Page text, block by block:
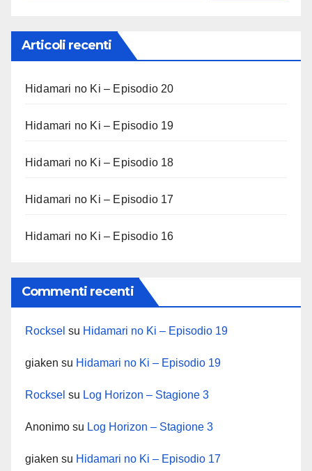
Articoli recenti
Hidamari no Ki – Episodio 20
Hidamari no Ki – Episodio 19
Hidamari no Ki – Episodio 18
Hidamari no Ki – Episodio 17
Hidamari no Ki – Episodio 16
Commenti recenti
Rocksel su Hidamari no Ki – Episodio 19
giaken su Hidamari no Ki – Episodio 19
Rocksel su Log Horizon – Stagione 3
Anonimo su Log Horizon – Stagione 3
giaken su Hidamari no Ki – Episodio 17